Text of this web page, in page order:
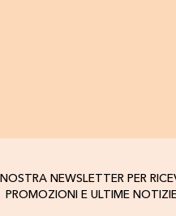
NEWSLETTER PER
PROMOZIONI E ULTIME